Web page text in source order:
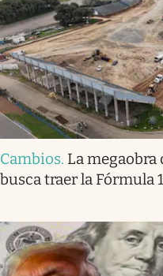
Cambios. La
busca traer la Fórmula